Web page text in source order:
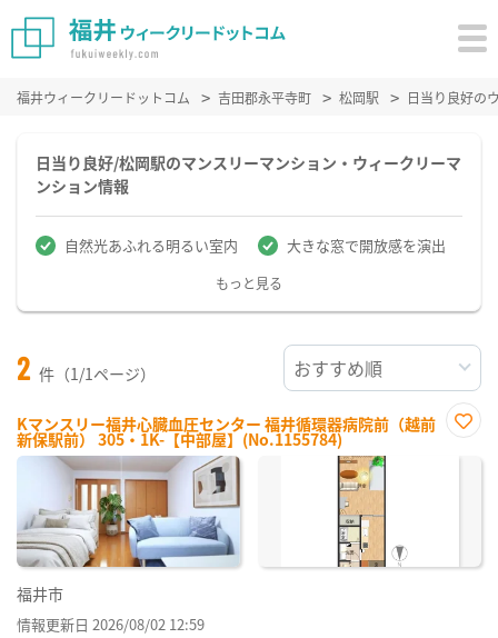
福井ウィークリードットコム 吉田郡永平寺町 松岡駅 日当り良好の
日当り良好/松岡駅のマンスリーマンション・ウィークリーマ
ンション情報
自然光あふれる明るい室内 大きな窓で開放感を演出
もっと見る
2 件（1/1ページ）
Kマンスリー福井心臓血圧センター 福井循環器病院前（越前
新保駅前） 305・1K-【中部屋】(No.1155784)
に入
福井市
情報更新日 2026/08/02 12:59